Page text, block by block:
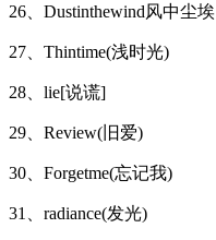
26、Dustinthewind风中尘埃
27、Thintime(浅时光)
28、lie[说谎]
29、Review(旧爱)
30、Forgetme(忘记我)
31、radiance(发光)